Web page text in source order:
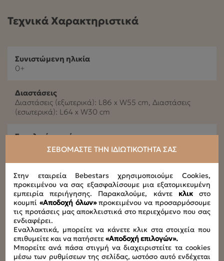
Τεχνικά Χαρακτηριστικά
Συνιστώμενη ηλικία
0+
Διαστάσεις
Διαστάσεις (εξωτερικά): L86 x W55 cm, Διαστάσεις
(εσωτερικά): L64 x W30 cm
Συνολικό φορτίο
Υλικά προϊόντος
100% Βαμβάκι
Οδηγίες καθαριότητας - συντήρησης
30°C πλυντήριο ,χαμηλές στροφές ,χωρίς λευκαντικά
,οχι στεγνωτήριο
ΣΕΒΌΜΑΣΤΕ ΤΗΝ ΙΔΙΩΤΙΚΌΤΗΤΆ ΣΑΣ
Στην εταιρεία Bebestars χρησιμοποιούμε Cookies,
προκειμένου να σας εξασφαλίσουμε μια εξατομικευμένη
εμπειρία περιήγησης. Παρακαλούμε, κάντε κλικ στο
κουμπί «Αποδοχή όλων»προκειμένου να προσαρμόσουμε
τις προτάσεις μας αποκλειστικά στο περιεχόμενο που σας
ενδιαφέρει.
Εναλλακτικά, μπορείτε να κάνετε κλικ στα στοιχεία που
επιθυμείτε και να πατήσετε«Αποδοχή επιλογών».
Μπορείτε ανά πάσα στιγμή να διαχειριστείτε τα cookies
μέσω των ρυθμίσεων της σελίδας, ωστόσο αυτό ενδέχεται